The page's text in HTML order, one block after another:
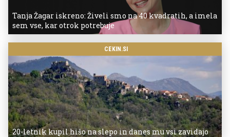
Tanja Žagar iskreno: Živeli smo na 40 kvadratih, a imela
sem vse, kar otrok potrebuje
CEKIN.SI
20-letnik kupil hišo na slepo in danes mu vsi zavidajo